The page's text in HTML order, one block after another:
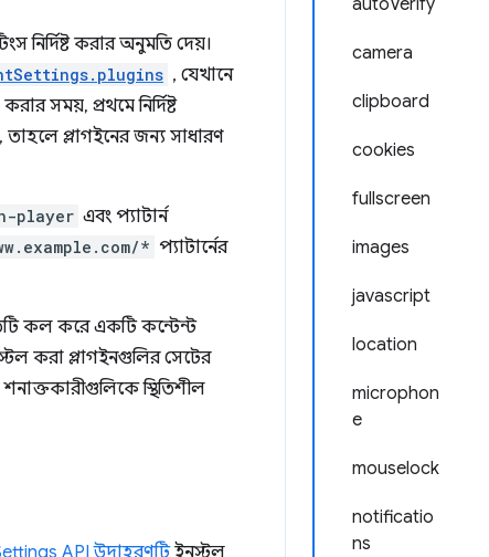
autoVerify
camera
clipboard
cookies
fullscreen
images
javascript
location
microphon
e
mouselock
notificatio
ns
নির্দিষ্ট করার অনুমতি দেয়।
, যেখানে
সময়, প্রথমে নির্দিষ্ট
তাহলে প্লাগইনের জন্য সাধারণ
player এবং প্যাটার্ন
* প্যাটার্নের
কল করে একটি কন্টেন্ট
করা প্লাগইনগুলির সেটের
স্থিতিশীল
API উদাহরণটিইনস্টল